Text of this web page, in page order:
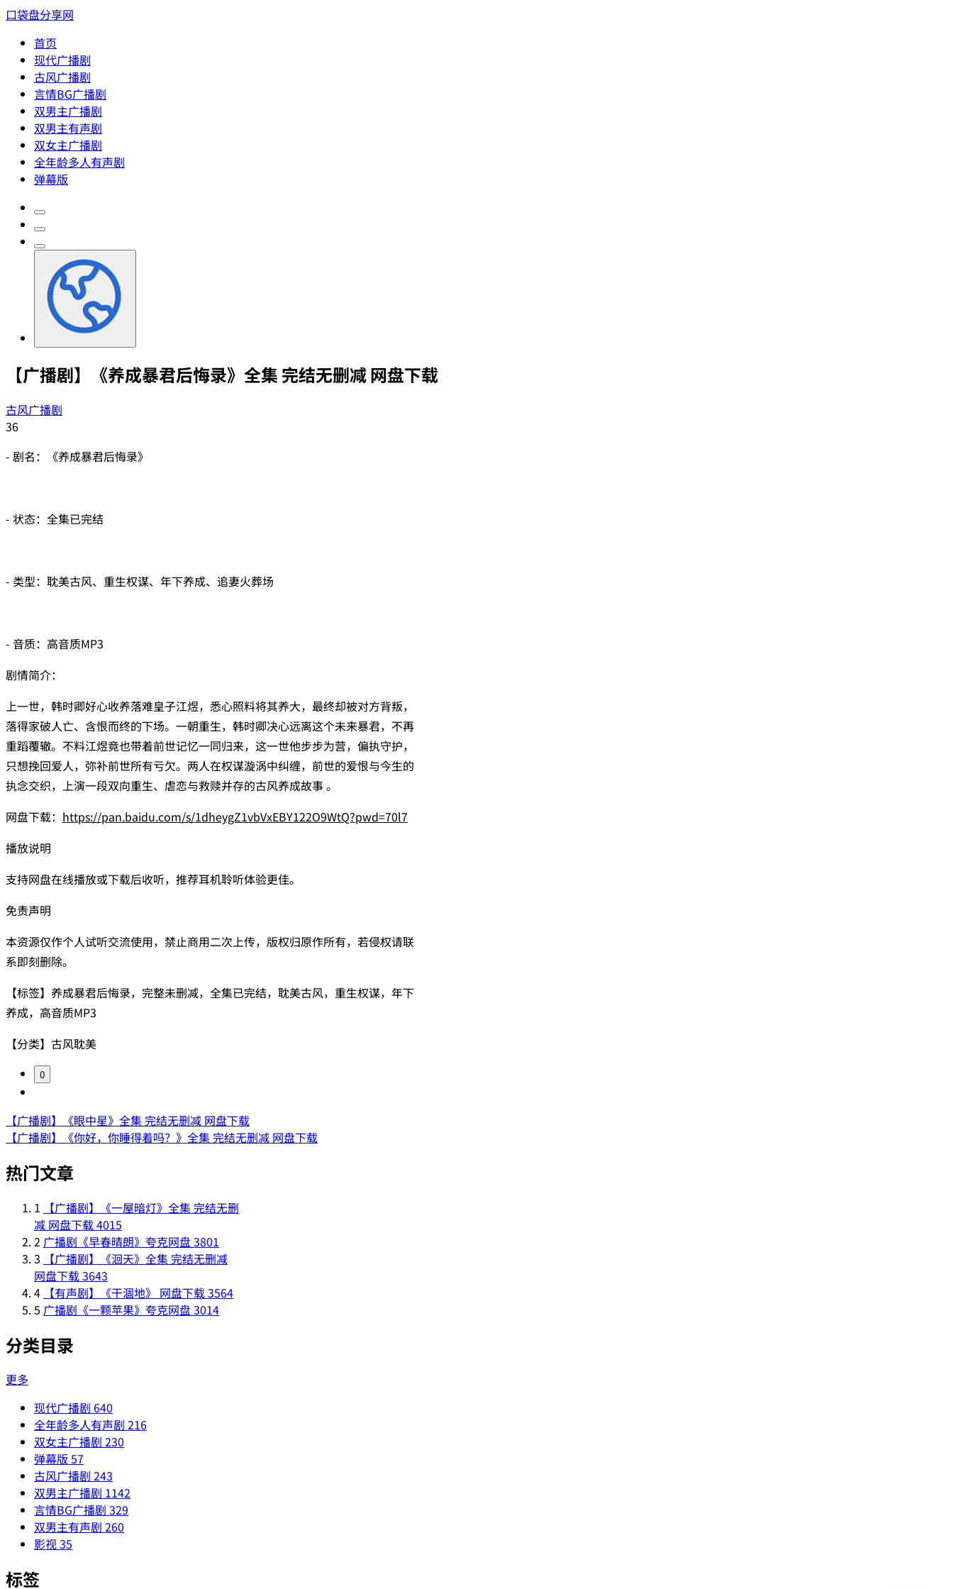
口袋盘分享网
首页
现代广播剧
古风广播剧
言情BG广播剧
双男主广播剧
双男主有声剧
双女主广播剧
全年龄多人有声剧
弹幕版
【广播剧】《养成暴君后悔录》全集 完结无删减 网盘下载
古风广播剧
36
- 剧名：《养成暴君后悔录》
- 状态：全集已完结
- 类型：耽美古风、重生权谋、年下养成、追妻火葬场
- 音质：高音质MP3
剧情简介：
上一世，韩时卿好心收养落难皇子江煜，悉心照料将其养大，最终却被对方背叛，
落得家破人亡、含恨而终的下场。一朝重生，韩时卿决心远离这个未来暴君，不再
重蹈覆辙。不料江煜竟也带着前世记忆一同归来，这一世他步步为营，偏执守护，
只想挽回爱人，弥补前世所有亏欠。两人在权谋漩涡中纠缠，前世的爱恨与今生的
执念交织，上演一段双向重生、虐恋与救赎并存的古风养成故事 。
网盘下载： https://pan.baidu.com/s/1dheygZ1vbVxEBY122O9WtQ?pwd=70l7
播放说明
支持网盘在线播放或下载后收听，推荐耳机聆听体验更佳。
免责声明
本资源仅作个人试听交流使用，禁止商用二次上传，版权归原作所有，若侵权请联
系即刻删除。
【标签】养成暴君后悔录，完整未删减，全集已完结，耽美古风，重生权谋，年下
养成，高音质MP3
【分类】古风耽美
0
【广播剧】《眼中星》全集 完结无删减 网盘下载
【广播剧】《你好，你睡得着吗？》全集 完结无删减 网盘下载
热门文章
1
【广播剧】《一屋暗灯》全集 完结无删
减 网盘下载4015
2 广播剧《早春晴朗》夸克网盘3801
3
【广播剧】《洄天》全集 完结无删减
网盘下载3643
4 【有声剧】《干涸地》 网盘下载3564
5 广播剧《一颗苹果》夸克网盘3014
分类目录
更多
现代广播剧 640
全年龄多人有声剧 216
双女主广播剧 230
弹幕版 57
古风广播剧 243
双男主广播剧 1142
言情BG广播剧 329
双男主有声剧 260
影视35
标签